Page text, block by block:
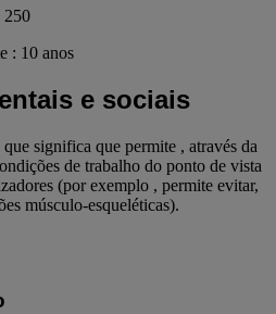
250
: 10 anos
e sociais
significa que permite , através da
de trabalho do ponto de vista
(por exemplo , permite evitar,
músculo-esqueléticas).